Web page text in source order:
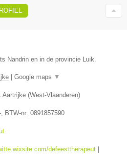
Nandrin en in de provincie Luik.
| Google maps ▼
Aartrijke (West-Vlaanderen)
, BTW-nr: 0891857590
defeesttherapeut |